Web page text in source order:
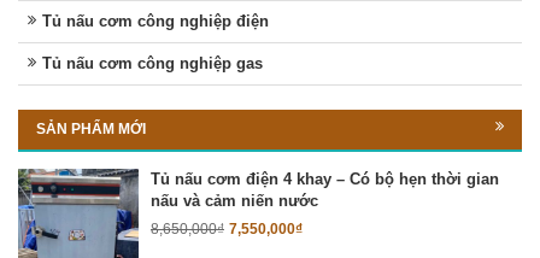
Tủ nấu cơm công nghiệp điện
Tủ nấu cơm công nghiệp gas
SẢN PHẨM MỚI
Tủ nấu cơm điện 4 khay – Có bộ hẹn thời gian
nấu và cảm niến nước
8,650,000₫ 7,550,000₫